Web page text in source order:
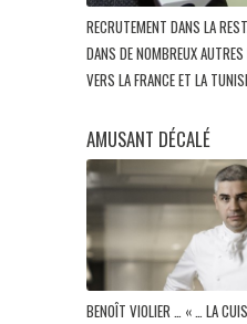
RECRUTEMENT DANS LA
DANS DE NOMBREUX
VERS LA FRANCE ET LA
AMUSANT DÉCALÉ
BENOÎT VIOLIER … « … LA